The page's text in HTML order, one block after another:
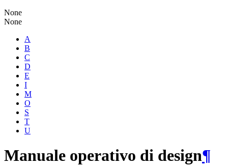
None
None
A
B
C
D
E
I
M
O
S
T
U
Manuale operativo di design¶